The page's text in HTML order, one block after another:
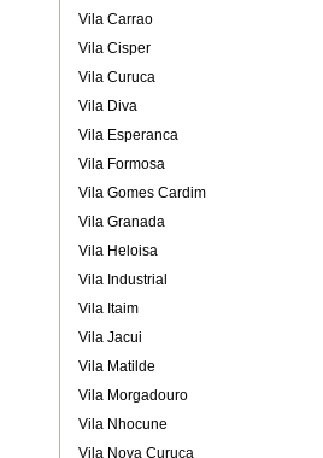
Vila Carrao
Vila Cisper
Vila Curuca
Vila Diva
Vila Esperanca
Vila Formosa
Vila Gomes Cardim
Vila Granada
Vila Heloisa
Vila Industrial
Vila Itaim
Vila Jacui
Vila Matilde
Vila Morgadouro
Vila Nhocune
Vila Nova Curuca